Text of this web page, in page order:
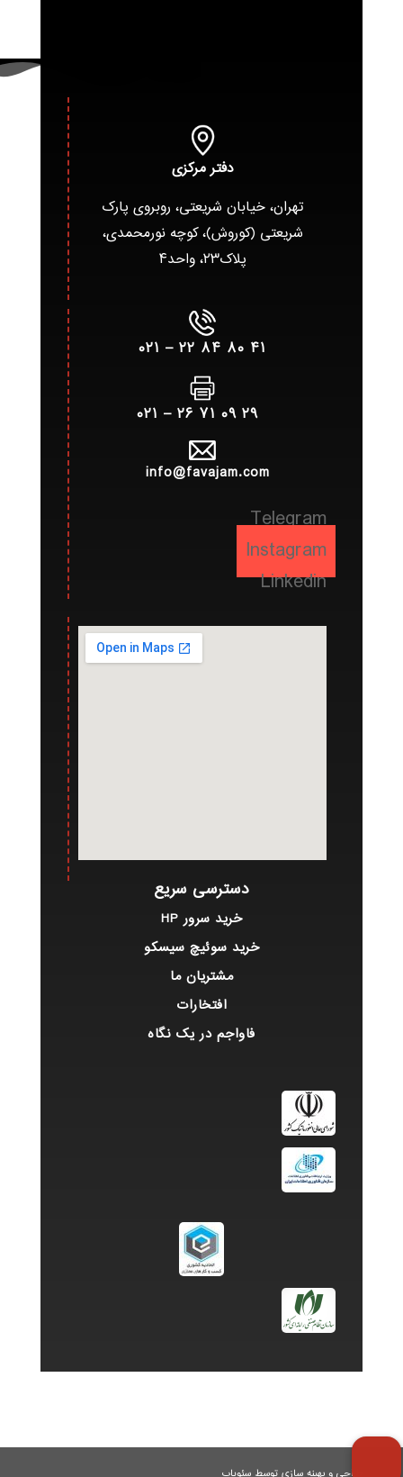
دفتر مرکزی
تهران، خیابان شریعتی، روبروی پارک
شریعتی (کوروش)، کوچه نورمحمدی،
پلاک۲۳، واحد۴
۴۱ ۸۰ ۸۴ ۲۲ – ۰۲۱
۲۹ ۰۹ ۷۱ ۲۶ – ۰۲۱
info@favajam.com
Telegram
Instagram
Linkedin
دسترسی سریع
خرید سرور HP
خرید سوئیچ سیسکو
مشتریان ما
افتخارات
فاواجم در یک نگاه